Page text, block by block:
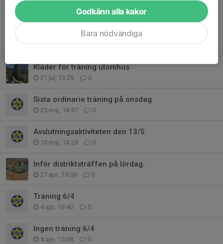
Kläder för träning utomhus
21 jul, 13:29 0
Sista ordinarie träning på onsdag
25 maj, 18:47 0
Avslutningsaktiviteten den 13/5
10 maj, 14:28 0
Inför distriktsträffen på lördag.
27 apr, 19:38 0
Träning 6/4
4 apr, 19:40 5
Ingen träning 6/4
4 apr, 15:08 0
Godkänn alla kakor
Bara nödvändiga